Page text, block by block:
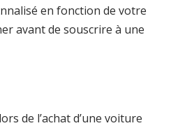
en fonction de votre
avant de souscrire à une
de l’achat d’une voiture